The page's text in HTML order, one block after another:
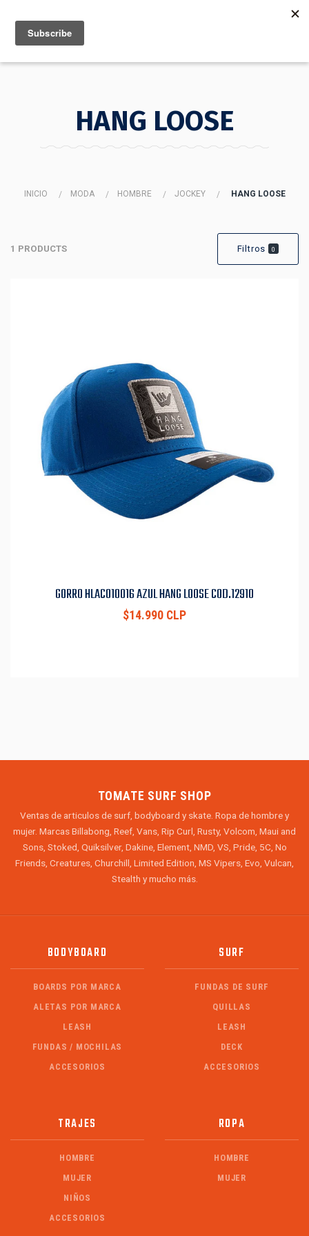
MENU
HANG LOOSE
INICIO MODA HOMBRE JOCKEY HANG LOOSE
1 PRODUCTS Filtros 0
GORRO HLAC010016 AZUL HANG LOOSE COD.12910
$14.990 CLP
TOMATE SURF SHOP
Ventas de articulos de surf, bodyboard y skate. Ropa de hombre y
mujer. Marcas Billabong, Reef, Vans, Rip Curl, Rusty, Volcom, Maui and
Sons, Stoked, Quiksilver, Dakine, Element, NMD, VS, Pride, 5C, No
Friends, Creatures, Churchill, Limited Edition, MS Vipers, Evo, Vulcan,
Stealth y mucho más.
BODYBOARD
BOARDS POR MARCA
ALETAS POR MARCA
LEASH
FUNDAS / MOCHILAS
ACCESORIOS
SURF
FUNDAS DE SURF
QUILLAS
LEASH
DECK
ACCESORIOS
TRAJES
HOMBRE
MUJER
NIÑOS
ACCESORIOS
ROPA
HOMBRE
MUJER